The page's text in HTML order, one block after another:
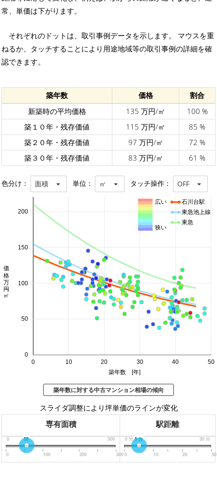
常、単価は下がります。
それぞれのドットは、取引事例データを示します。 マウスを重
ねるか、タッチすることにより用途地域等の取引事例の詳細を確
認できます。
築年数 価格
割合
新築時の平均価格
135 万円/㎡
100 %
築１０年・残存価値
115 万円/㎡
85 %
築２０年・残存価値
97 万円/㎡
72 %
築３０年・残存価値
83 万円/㎡ 61 %
色分け： 面積 単位： ㎡ タッチ操作： OFF
0 10 20 30 40 50
0
50
100
150
200
築年数 [年]
価格 万円/㎡
石川台駅
東急池上線
東急
広い
狭い
築年数に対する中古マンション相場の傾向
スライダ調整により坪単価のラインが変化
専有面積 駅距離
0 300
55
0 100 200 300
0 分 30 分
5分
0 10 20 30